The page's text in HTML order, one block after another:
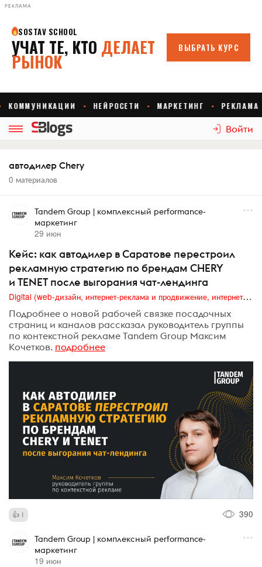
РЕКЛАМА
Войти
автодилер Chery
0 материалов
Tandem Group | комплексный performance-
маркетинг
29 июн
Кейс: как автодилер в Саратове перестроил
рекламную стратегию по брендам CHERY
и TENET после выгорания чат-лендинга
Digital (web-дизайн, интернет-реклама и продвижение, интернет-сообщества и блоги, интернет-коммуникации, мобильный маркетинг, реклама на цифровых экранах)
Подробнее о новой рабочей связке посадочных
страниц и каналов рассказал руководитель группы
по контекстной рекламе Tandem Group Максим
Кочетков. подробнее
1 390
Tandem Group | комплексный performance-
маркетинг
19 июн